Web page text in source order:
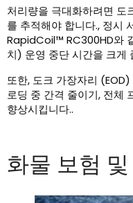
처리량을 극대화하려면 도
를 추적해야 합니다., 정시
RapidCoil™ RC300HD와
치) 운영 중단 시간을 크게
또한, 도크 가장자리
로딩 중 간격 줄이기, 전체
향상시킵니다..
화물 보험